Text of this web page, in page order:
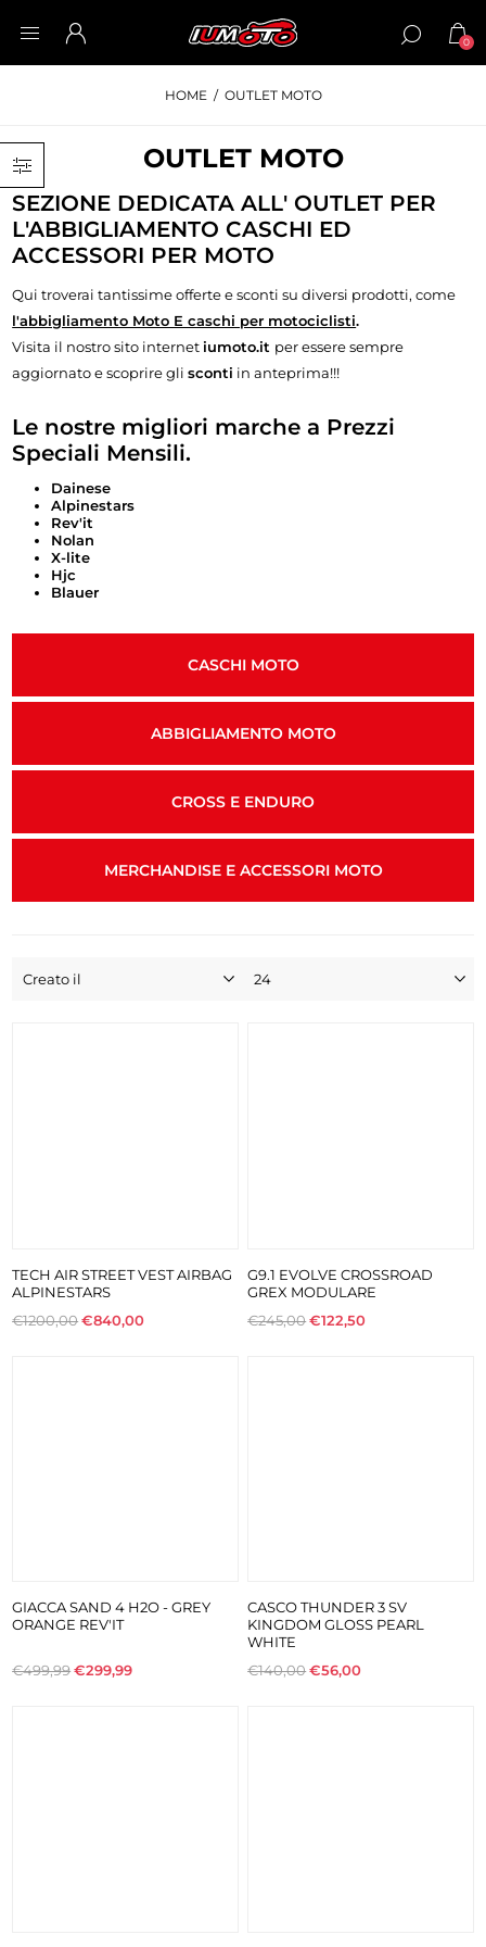
0
HOME / OUTLET MOTO
OUTLET MOTO
SEZIONE DEDICATA ALL' OUTLET PER
L'ABBIGLIAMENTO CASCHI ED
ACCESSORI PER MOTO
Qui troverai tantissime offerte e sconti su diversi prodotti, come
l'abbigliamento Moto E caschi per motociclisti.
Visita il nostro sito internet iumoto.it per essere sempre
aggiornato e scoprire glisconti in anteprima!!!
Le nostre migliori marche a Prezzi
Speciali Mensili.
Dainese
Alpinestars
Rev'it
Nolan
X-lite
Hjc
Blauer
CASCHI MOTO
ABBIGLIAMENTO MOTO
CROSS E ENDURO
MERCHANDISE E ACCESSORI MOTO
TECH AIR STREET VEST AIRBAG
ALPINESTARS
€1200,00€840,00
G9.1 EVOLVE CROSSROAD
GREX MODULARE
€245,00€122,50
GIACCA SAND 4 H2O - GREY
ORANGE REV'IT
€499,99€299,99
CASCO THUNDER 3 SV
KINGDOM GLOSS PEARL
WHITE
€140,00€56,00